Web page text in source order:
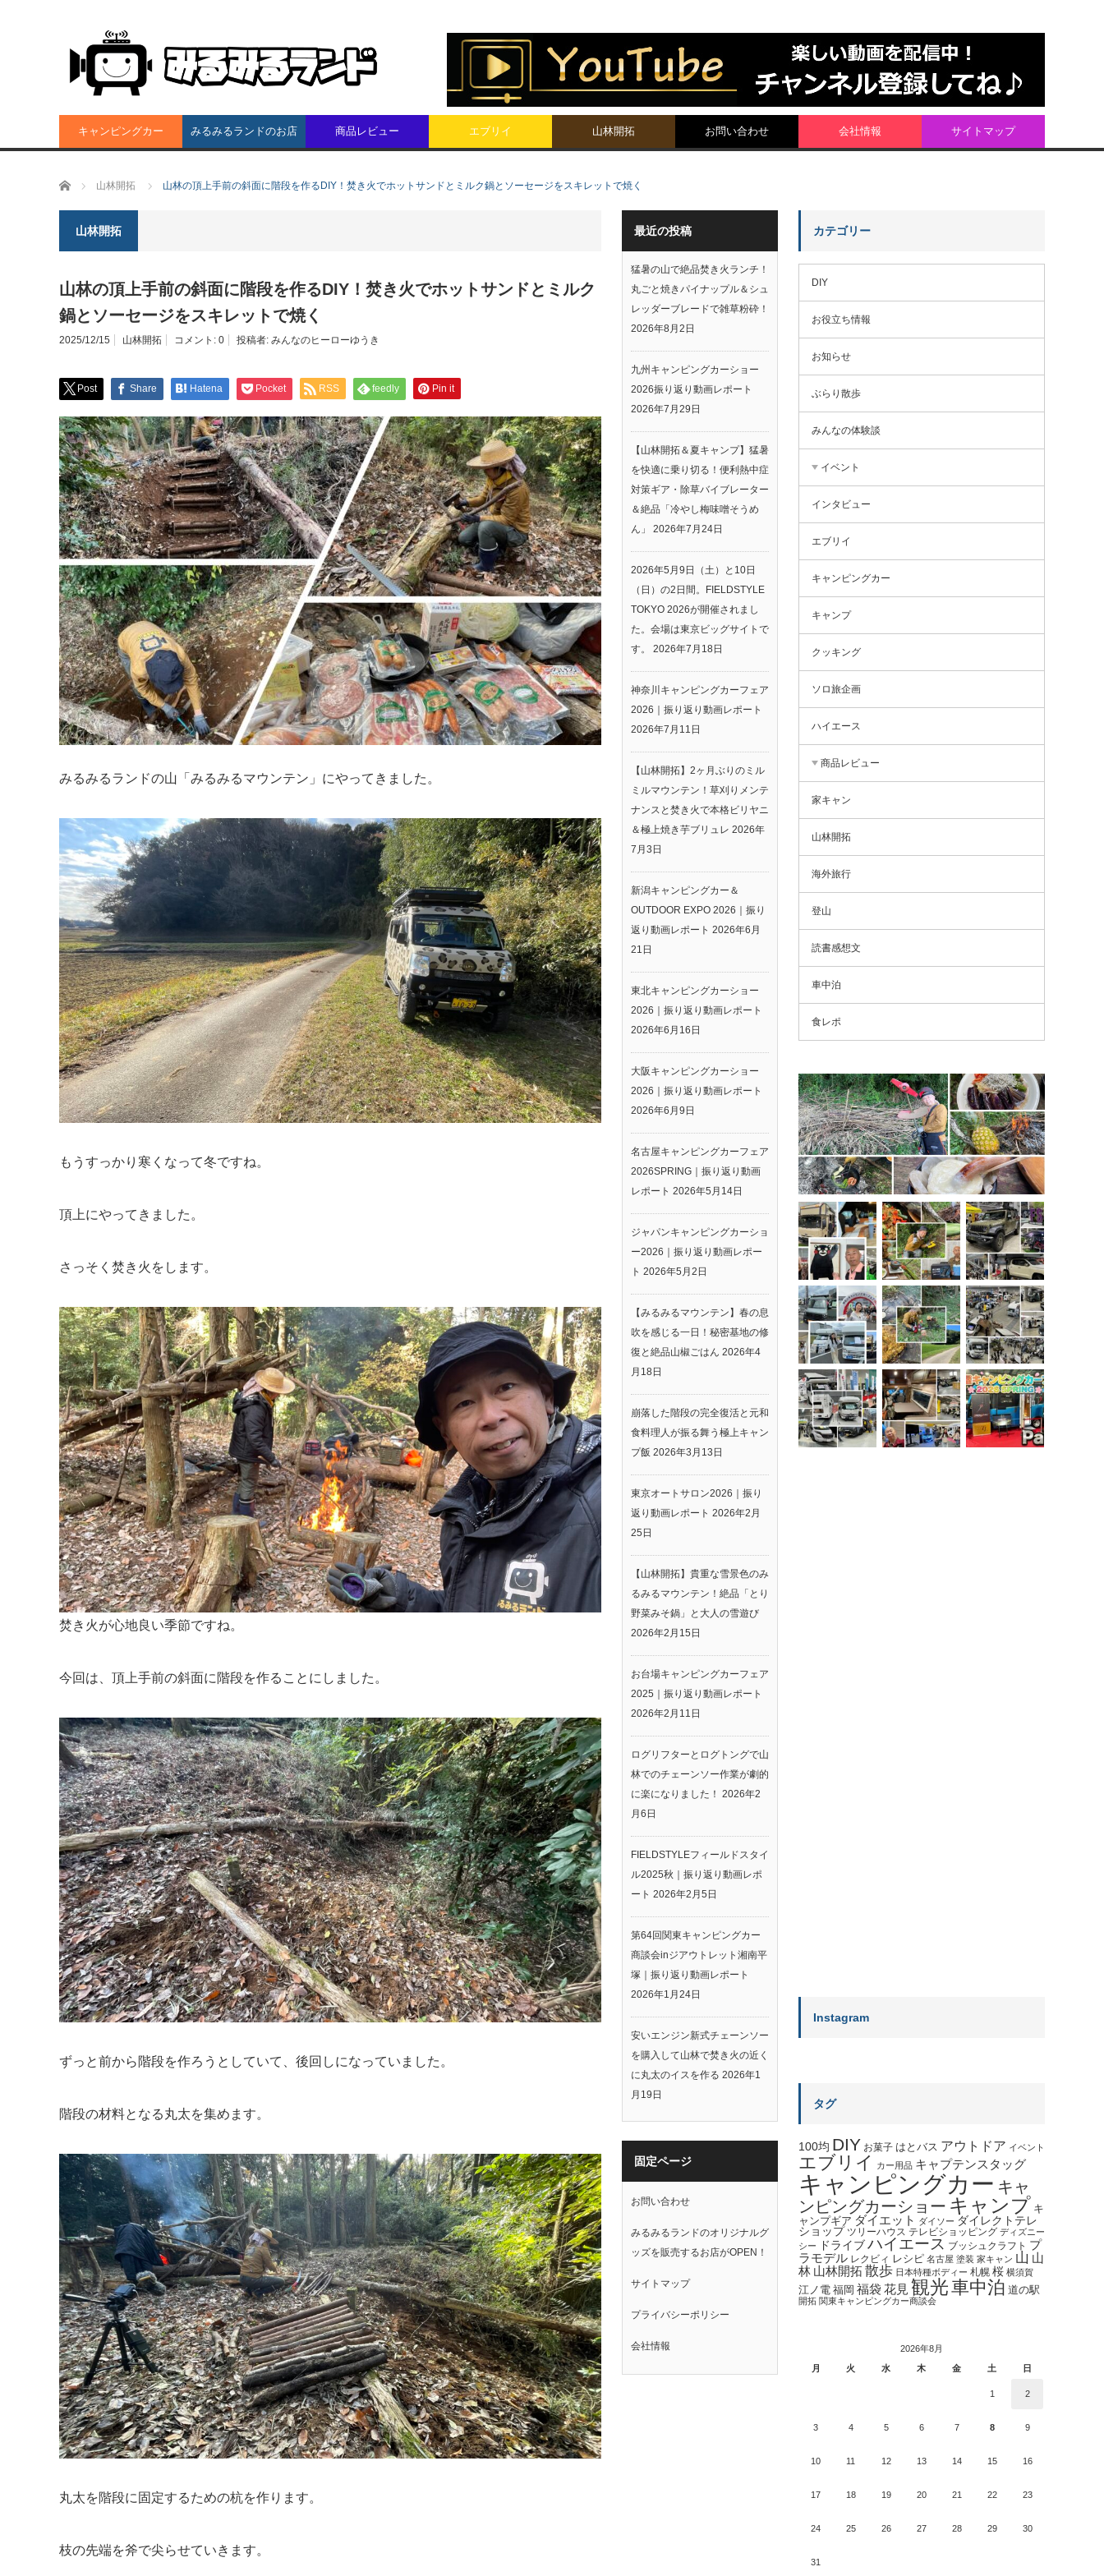
キャンピングカー みるみるランドのお店 商品レビュー エブリイ 山林開拓 お問い合わせ 会社情報 サイトマップ
ホーム 山林開拓 山林の頂上手前の斜面に階段を作るDIY！焚き火でホットサンドとミルク鍋とソーセージをスキレットで焼く
山林開拓
山林の頂上手前の斜面に階段を作るDIY！焚き火でホットサンドとミルク
鍋とソーセージをスキレットで焼く
2025/12/15 山林開拓 コメント: 0 投稿者: みんなのヒーローゆうき
Post Share Hatena Pocket RSS feedly Pin it
みるみるランドの山「みるみるマウンテン」にやってきました。
もうすっかり寒くなって冬ですね。
頂上にやってきました。
さっそく焚き火をします。
焚き火が心地良い季節ですね。
今回は、頂上手前の斜面に階段を作ることにしました。
ずっと前から階段を作ろうとしていて、後回しになっていました。
階段の材料となる丸太を集めます。
丸太を階段に固定するための杭を作ります。
枝の先端を斧で尖らせていきます。
最近の投稿
猛暑の山で絶品焚き火ランチ！
丸ごと焼きパイナップル＆シュ
レッダーブレードで雑草粉砕！
2026年8月2日
九州キャンピングカーショー
2026振り返り動画レポート
2026年7月29日
【山林開拓＆夏キャンプ】猛暑
を快適に乗り切る！便利熱中症
対策ギア・除草バイブレーター
＆絶品「冷やし梅味噌そうめ
ん」
2026年7月24日
2026年5月9日（土）と10日
（日）の2日間。FIELDSTYLE
TOKYO 2026が開催されまし
た。会場は東京ビッグサイトで
す。
2026年7月18日
神奈川キャンピングカーフェア
2026｜振り返り動画レポート
2026年7月11日
【山林開拓】2ヶ月ぶりのミル
ミルマウンテン！草刈りメンテ
ナンスと焚き火で本格ビリヤニ
＆極上焼き芋ブリュレ 2026年
7月3日
新潟キャンピングカー＆
OUTDOOR EXPO 2026｜振り
返り動画レポート 2026年6月
21日
東北キャンピングカーショー
2026｜振り返り動画レポート
2026年6月16日
大阪キャンピングカーショー
2026｜振り返り動画レポート
2026年6月9日
名古屋キャンピングカーフェア
2026SPRING｜振り返り動画
レポート 2026年5月14日
ジャパンキャンピングカーショ
ー2026｜振り返り動画レポー
ト 2026年5月2日
【みるみるマウンテン】春の息
吹を感じる一日！秘密基地の修
復と絶品山椒ごはん 2026年4
月18日
崩落した階段の完全復活と元和
食料理人が振る舞う極上キャン
プ飯 2026年3月13日
東京オートサロン2026｜振り
返り動画レポート 2026年2月
25日
【山林開拓】貴重な雪景色のみ
るみるマウンテン！絶品「とり
野菜みそ鍋」と大人の雪遊び
2026年2月15日
お台場キャンピングカーフェア
2025｜振り返り動画レポート
2026年2月11日
ログリフターとログトングで山
林でのチェーンソー作業が劇的
に楽になりました！ 2026年2
月6日
FIELDSTYLEフィールドスタイ
ル2025秋｜振り返り動画レポ
ート 2026年2月5日
第64回関東キャンピングカー
商談会inジアウトレット湘南平
塚｜振り返り動画レポート
2026年1月24日
安いエンジン新式チェーンソー
を購入して山林で焚き火の近く
に丸太のイスを作る 2026年1
月19日
固定ページ
お問い合わせ
みるみるランドのオリジナルグ
ッズを販売するお店がOPEN！
サイトマップ
プライバシーポリシー
会社情報
カテゴリー
DIY
お役立ち情報
お知らせ
ぶらり散歩
みんなの体験談
イベント
インタビュー
エブリイ
キャンピングカー
キャンプ
クッキング
ソロ旅企画
ハイエース
商品レビュー
家キャン
山林開拓
海外旅行
登山
読書感想文
車中泊
食レポ
Instagram
タグ
100均 DIY お菓子 はとバス アウトドア イベント
エブリイ カー用品 キャプテンスタッグ
キャンピングカー キャ
ンピングカーショー キャンプ キ
ャンプギア ダイエット ダイソー ダイレクトテレ
ショップ ツリーハウス テレビショッピング ディズニー
シー
ドライブハイエース ブッシュクラフト プ
ラモデル レクビィ レシピ 名古屋 塗装 家キャン 山 山
林 山林開拓 散歩 日本特種ボディー 札幌 桜 横須賀
江ノ電 福岡 福袋 花見 観光車中泊 道の駅
開拓 関東キャンピングカー商談会
2026年8月
月
火 水 木 金 土 日
1 2
3 4 5 6 7 8 9
10 11 12 13 14 15 16
17 18 19 20 21 22 23
24 25 26 27 28 29 30
31